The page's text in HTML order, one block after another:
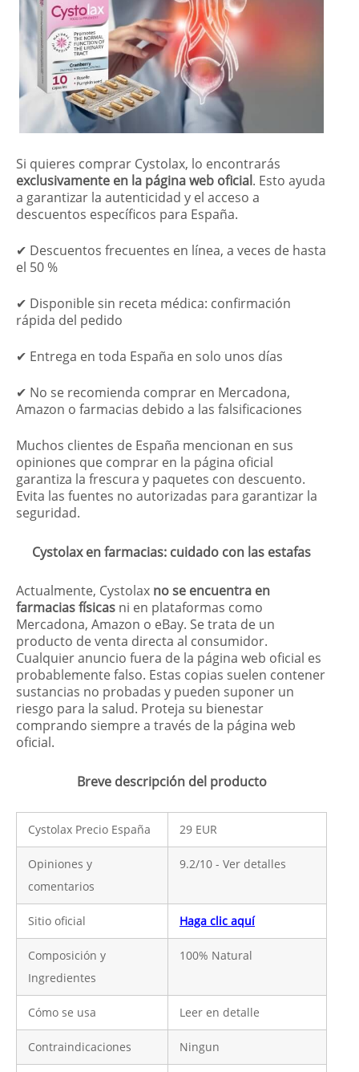
Si quieres comprar Cystolax, lo encontrarás
exclusivamente en la página web oficial. Esto ayuda
a garantizar la autenticidad y el acceso a
descuentos específicos para España.
✔ Descuentos frecuentes en línea, a veces de hasta
el 50 %
✔ Disponible sin receta médica: confirmación
rápida del pedido
✔ Entrega en toda España en solo unos días
✔ No se recomienda comprar en Mercadona,
Amazon o farmacias debido a las falsificaciones
Muchos clientes de España mencionan en sus
opiniones que comprar en la página oficial
garantiza la frescura y paquetes con descuento.
Evita las fuentes no autorizadas para garantizar la
seguridad.
Cystolax en farmacias: cuidado con las estafas
Actualmente, Cystolax no se encuentra en
farmacias físicas ni en plataformas como
Mercadona, Amazon o eBay. Se trata de un
producto de venta directa al consumidor.
Cualquier anuncio fuera de la página web oficial es
probablemente falso. Estas copias suelen contener
sustancias no probadas y pueden suponer un
riesgo para la salud. Proteja su bienestar
comprando siempre a través de la página web
oficial.
Breve descripción del producto
Cystolax Precio España 29 EUR
Opiniones y
comentarios
9.2/10 - Ver detalles
Sitio oficial Haga clic aquí
Composición y
Ingredientes
100% Natural
Cómo se usa Leer en detalle
Contraindicaciones Ningun